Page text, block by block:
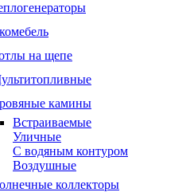
на щепе
камины
Встраиваемые
Уличные
С водяным контуром
Воздушные
коллекторы